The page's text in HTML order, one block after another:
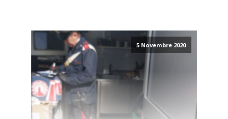
5 Novembre 2020